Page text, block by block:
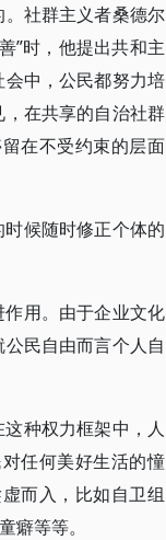
社群主义者桑德尔
”时，他提出共和主
中，公民都努力培
在共享的自治社群
在不受约束的层面
候随时修正个体的
用。由于企业文化
民自由而言个人自
种权力框架中，人
任何美好生活的憧
而入，比如自卫组
癖等等。